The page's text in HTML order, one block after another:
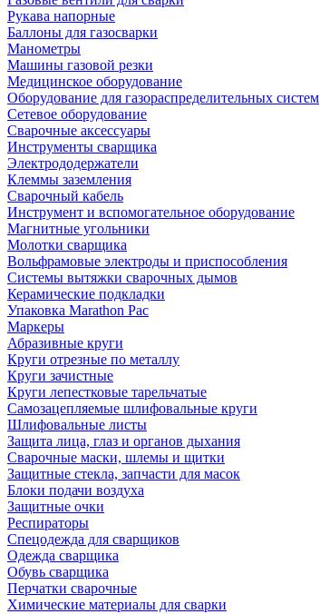
Рукава напорные
Баллоны для газосварки
Манометры
Машины газовой резки
Медицинское оборудование
Оборудование для газораспределительных систем
Сетевое оборудование
Сварочные аксессуары
Инструменты сварщика
Электрододержатели
Клеммы заземления
Сварочный кабель
Инструмент и вспомогательное оборудование
Магнитные угольники
Молотки сварщика
Вольфрамовые электроды и приспособления
Системы вытяжки сварочных дымов
Керамические подкладки
Упаковка Marathon Pac
Маркеры
Абразивные круги
Круги отрезные по металлу
Круги зачистные
Круги лепестковые тарельчатые
Самозацепляемые шлифовальные круги
Шлифовальные листы
Защита лица, глаз и органов дыхания
Сварочные маски, шлемы и щитки
Защитные стекла, запчасти для масок
Блоки подачи воздуха
Защитные очки
Респираторы
Спецодежда для сварщиков
Одежда сварщика
Обувь сварщика
Перчатки сварочные
Химические материалы для сварки